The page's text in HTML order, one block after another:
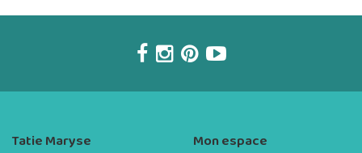
Tatie Maryse Mon espace